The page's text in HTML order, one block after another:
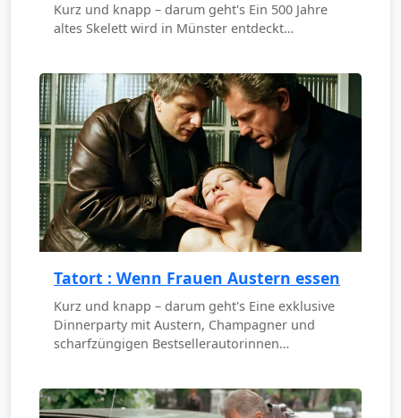
Kurz und knapp – darum geht's Ein 500 Jahre
altes Skelett wird in Münster entdeckt…
Tatort : Wenn Frauen Austern essen
Kurz und knapp – darum geht's Eine exklusive
Dinnerparty mit Austern, Champagner und
scharfzüngigen Bestsellerautorinnen…